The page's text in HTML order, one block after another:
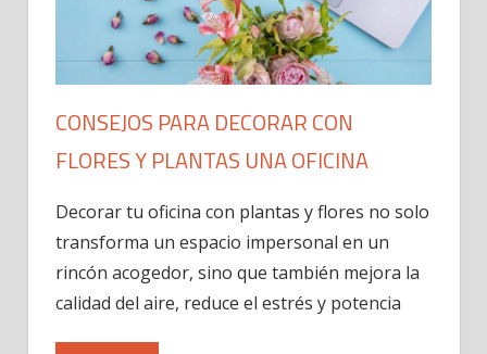
CONSEJOS PARA DECORAR CON
FLORES Y PLANTAS UNA OFICINA
Decorar tu oficina con plantas y flores no solo
transforma un espacio impersonal en un
rincón acogedor, sino que también mejora la
calidad del aire, reduce el estrés y potencia